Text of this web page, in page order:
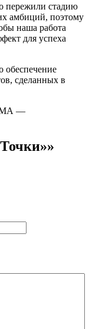
пережили стадию
амбиций, поэтому
наша работа
для успеха
сделанных в
—